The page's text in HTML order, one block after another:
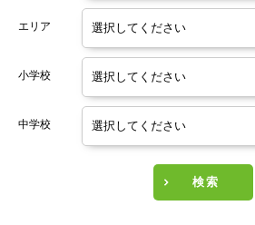
エリア
小学校
中学校
検索